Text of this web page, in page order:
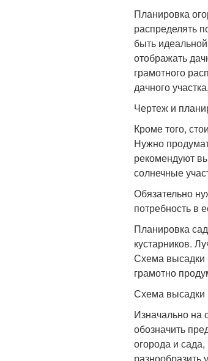
Планировка
распределять
быть
отображать
грамотного
дачного
Чертеж и
Кроме того,
Нужно
рекомендуют
солнечные
Обязательно
потребность в
Планировка
кустарников.
Схема высадки
грамотно
Схема высадки
Изначально на
обозначить
огорода и